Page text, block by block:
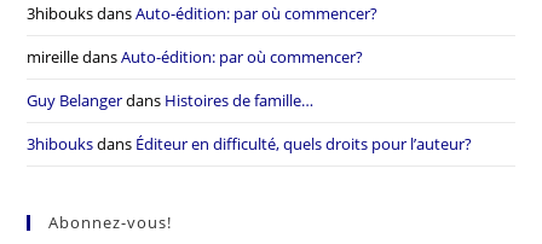
3hibouksdansAuto-édition: par où commencer?
mireilledansAuto-édition: par où commencer?
Guy Belangerdans Histoires de famille…
3hibouksdans Éditeur en difficulté, quels droits pour l’auteur?
Abonnez-vous!